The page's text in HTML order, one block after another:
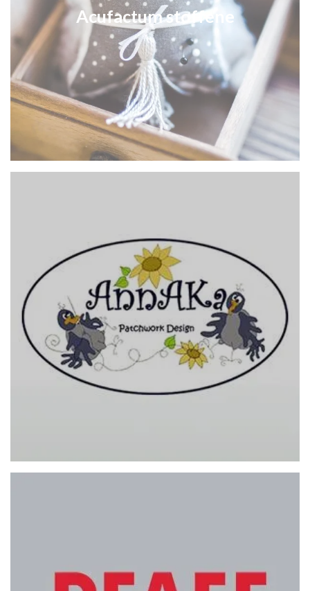
Acufactum stoffene